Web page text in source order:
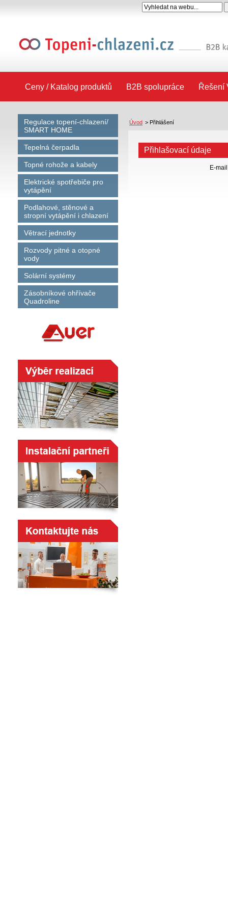
Ceny / Katalog produktů B2B spolupráce Řešení
Regulace topení-chlazení/
SMART HOME
Tepelná čerpadla
Topné rohože a kabely
Elektrické spotřebiče pro
vytápění
Podlahové, stěnové a
stropní vytápění i chlazení
Větrací jednotky
Rozvody pitné a otopné
vody
Solární systémy
Zásobníkové ohřívače
Quadroline
Úvod > Přihlášení
Přihlašovací údaje
E-